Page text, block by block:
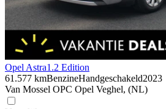
Opel Astra1.2 Edition
61.577 kmBenzineHandgeschakeld2023
Van Mossel OPC Opel Veghel, (NL)